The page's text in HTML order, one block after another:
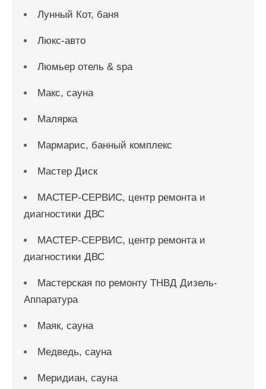
Лунный Кот, баня
Люкс-авто
Люмьер отель & spa
Макс, сауна
Малярка
Мармарис, банный комплекс
Мастер Диск
МАСТЕР-СЕРВИС, центр ремонта и
диагностики ДВС
МАСТЕР-СЕРВИС, центр ремонта и
диагностики ДВС
Мастерская по ремонту ТНВД Дизель-
Аппаратура
Маяк, сауна
Медведь, сауна
Меридиан, сауна